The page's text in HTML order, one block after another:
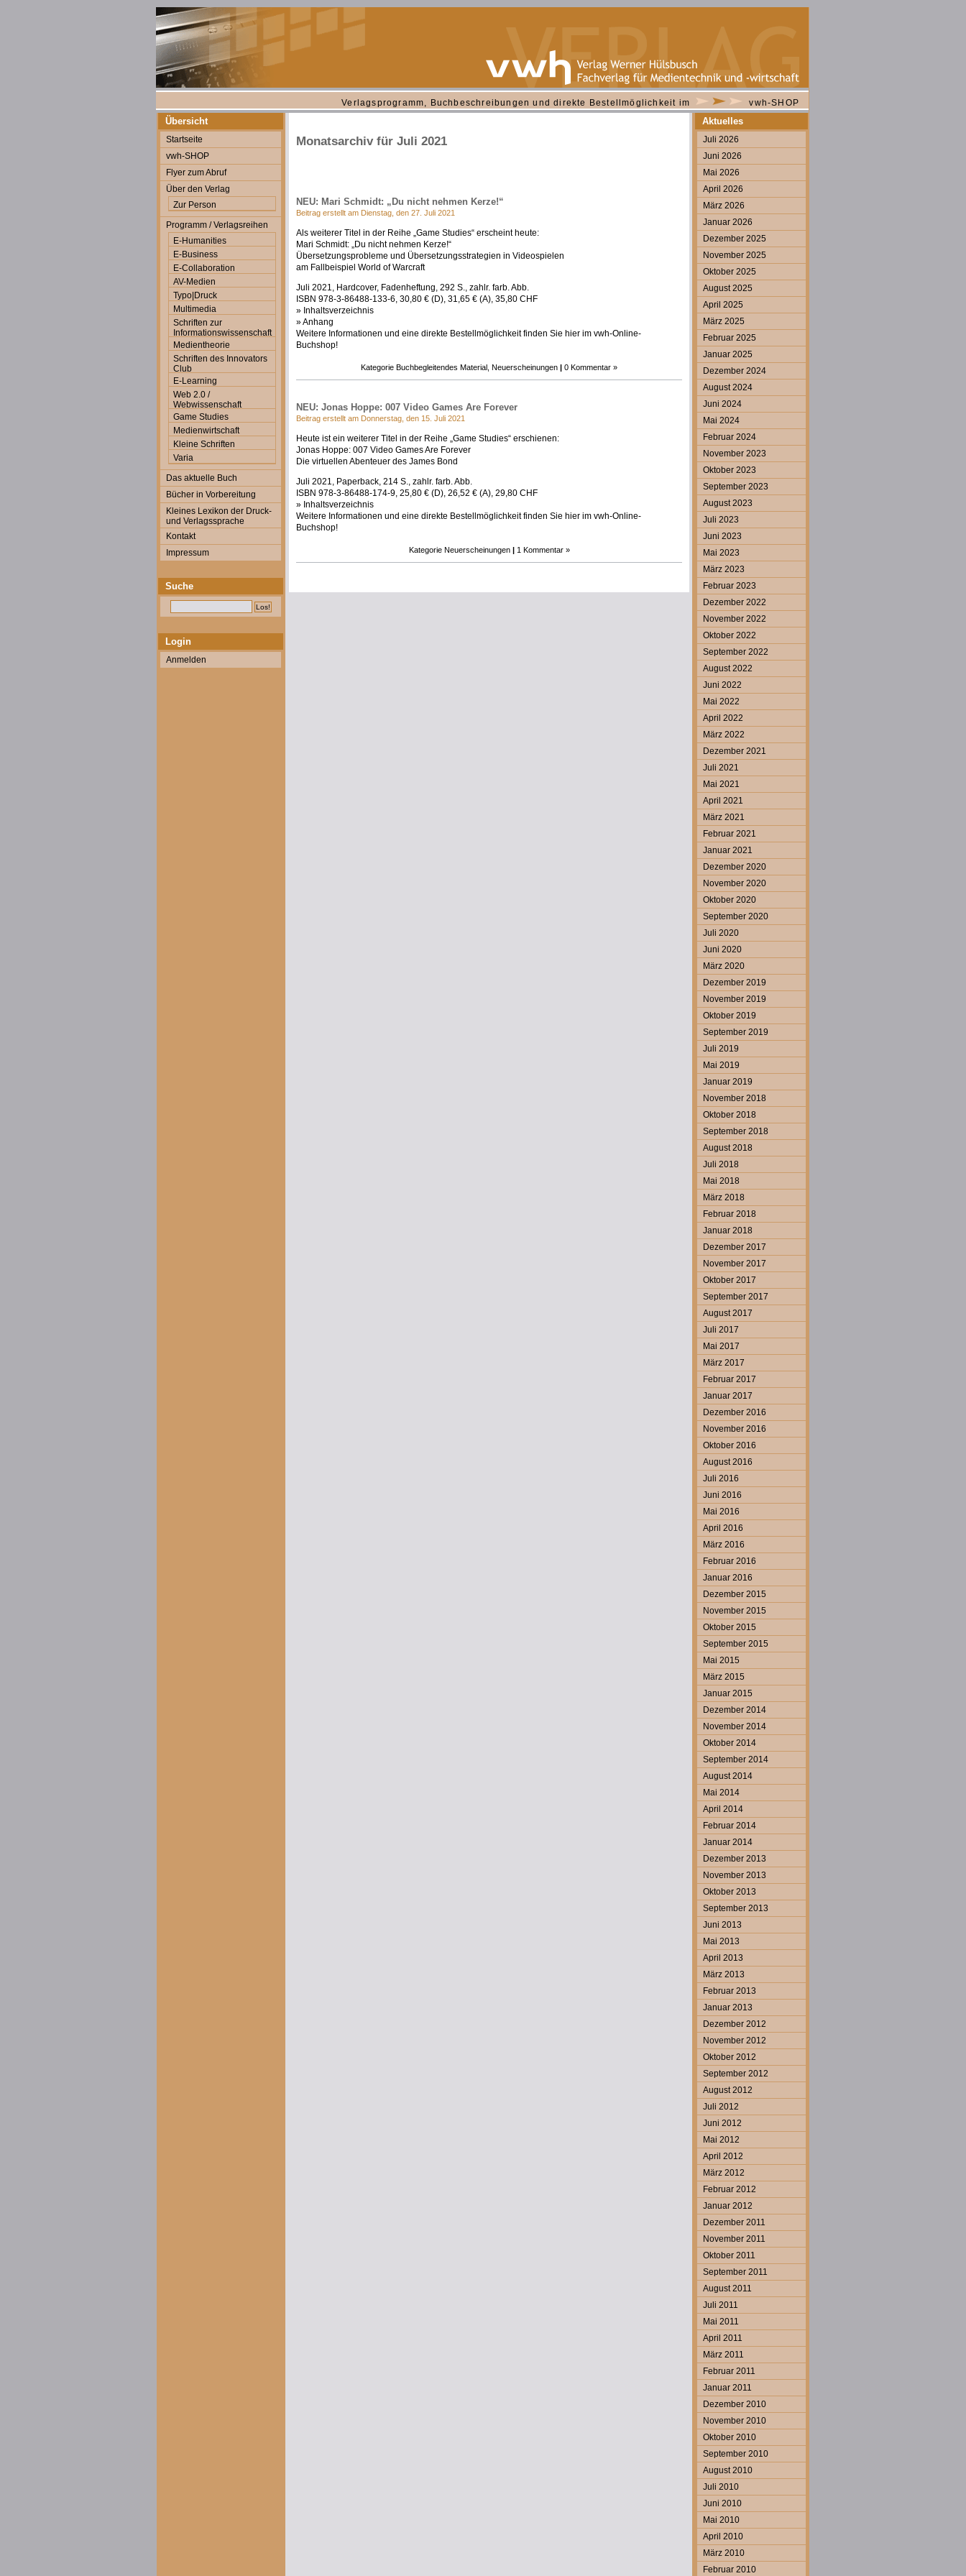
Verlagsprogramm, Buchbeschreibungen und direkte Bestellmöglichkeit im vwh-SHOP
Übersicht
Startseite
vwh-SHOP
Flyer zum Abruf
Über den Verlag
Zur Person
Programm / Verlagsreihen
E-Humanities
E-Business
E-Collaboration
AV-Medien
Typo|Druck
Multimedia
Schriften zur
Informationswissenschaft
Medientheorie
Schriften des Innovators
Club
E-Learning
Web 2.0 /
Webwissenschaft
Game Studies
Medienwirtschaft
Kleine Schriften
Varia
Das aktuelle Buch
Bücher in Vorbereitung
Kleines Lexikon der Druck-
und Verlagssprache
Kontakt
Impressum
Suche
Login
Anmelden
Monatsarchiv für Juli 2021
NEU: Mari Schmidt: „Du nicht nehmen Kerze!“
Beitrag erstellt am Dienstag, den 27. Juli 2021
Als weiterer Titel in der Reihe „Game Studies“ erscheint heute:
Mari Schmidt: „Du nicht nehmen Kerze!“
Übersetzungsprobleme und Übersetzungsstrategien in Videospielen
am Fallbeispiel World of Warcraft
Juli 2021, Hardcover, Fadenheftung, 292 S., zahlr. farb. Abb.
ISBN 978-3-86488-133-6, 30,80 € (D), 31,65 € (A), 35,80 CHF
» Inhaltsverzeichnis
» Anhang
Weitere Informationen und eine direkte Bestellmöglichkeit finden Sie hier im vwh-Online-
Buchshop!
Kategorie Buchbegleitendes Material Neuerscheinungen | 0 Kommentar »
NEU: Jonas Hoppe: 007 Video Games Are Forever
Beitrag erstellt am Donnerstag, den 15. Juli 2021
Heute ist ein weiterer Titel in der Reihe „Game Studies“ erschienen:
Jonas Hoppe: 007 Video Games Are Forever
Die virtuellen Abenteuer des James Bond
Juli 2021, Paperback, 214 S., zahlr. farb. Abb.
ISBN 978-3-86488-174-9, 25,80 € (D), 26,52 € (A), 29,80 CHF
» Inhaltsverzeichnis
Weitere Informationen und eine direkte Bestellmöglichkeit finden Sie hier im vwh-Online-
Buchshop!
Kategorie Neuerscheinungen | 1 Kommentar »
Aktuelles
Juli 2026
Juni 2026
Mai 2026
April 2026
März 2026
Januar 2026
Dezember 2025
November 2025
Oktober 2025
August 2025
April 2025
März 2025
Februar 2025
Januar 2025
Dezember 2024
August 2024
Juni 2024
Mai 2024
Februar 2024
November 2023
Oktober 2023
September 2023
August 2023
Juli 2023
Juni 2023
Mai 2023
März 2023
Februar 2023
Dezember 2022
November 2022
Oktober 2022
September 2022
August 2022
Juni 2022
Mai 2022
April 2022
März 2022
Dezember 2021
Juli 2021
Mai 2021
April 2021
März 2021
Februar 2021
Januar 2021
Dezember 2020
November 2020
Oktober 2020
September 2020
Juli 2020
Juni 2020
März 2020
Dezember 2019
November 2019
Oktober 2019
September 2019
Juli 2019
Mai 2019
Januar 2019
November 2018
Oktober 2018
September 2018
August 2018
Juli 2018
Mai 2018
März 2018
Februar 2018
Januar 2018
Dezember 2017
November 2017
Oktober 2017
September 2017
August 2017
Juli 2017
Mai 2017
März 2017
Februar 2017
Januar 2017
Dezember 2016
November 2016
Oktober 2016
August 2016
Juli 2016
Juni 2016
Mai 2016
April 2016
März 2016
Februar 2016
Januar 2016
Dezember 2015
November 2015
Oktober 2015
September 2015
Mai 2015
März 2015
Januar 2015
Dezember 2014
November 2014
Oktober 2014
September 2014
August 2014
Mai 2014
April 2014
Februar 2014
Januar 2014
Dezember 2013
November 2013
Oktober 2013
September 2013
Juni 2013
Mai 2013
April 2013
März 2013
Februar 2013
Januar 2013
Dezember 2012
November 2012
Oktober 2012
September 2012
August 2012
Juli 2012
Juni 2012
Mai 2012
April 2012
März 2012
Februar 2012
Januar 2012
Dezember 2011
November 2011
Oktober 2011
September 2011
August 2011
Juli 2011
Mai 2011
April 2011
März 2011
Februar 2011
Januar 2011
Dezember 2010
November 2010
Oktober 2010
September 2010
August 2010
Juli 2010
Juni 2010
Mai 2010
April 2010
März 2010
Februar 2010